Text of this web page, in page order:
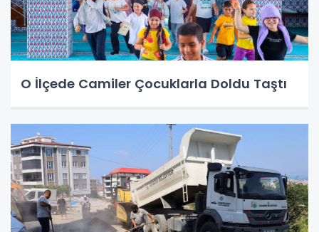
O İlçede Camiler Çocuklarla Doldu Taştı